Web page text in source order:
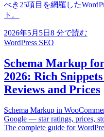
べき25項目を網羅した
ト。
2026年5月5日 8 分で読む
WordPress SEO
Schema Markup
2026: Rich
Reviews and Prices
Schema Markup in
Google — star ratings, prices,
The complete guide for